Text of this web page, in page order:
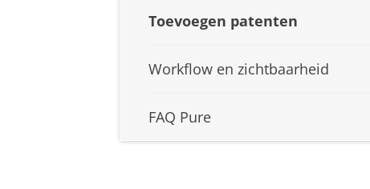
Toevoegen patenten
Workflow en zichtbaarheid
FAQ Pure